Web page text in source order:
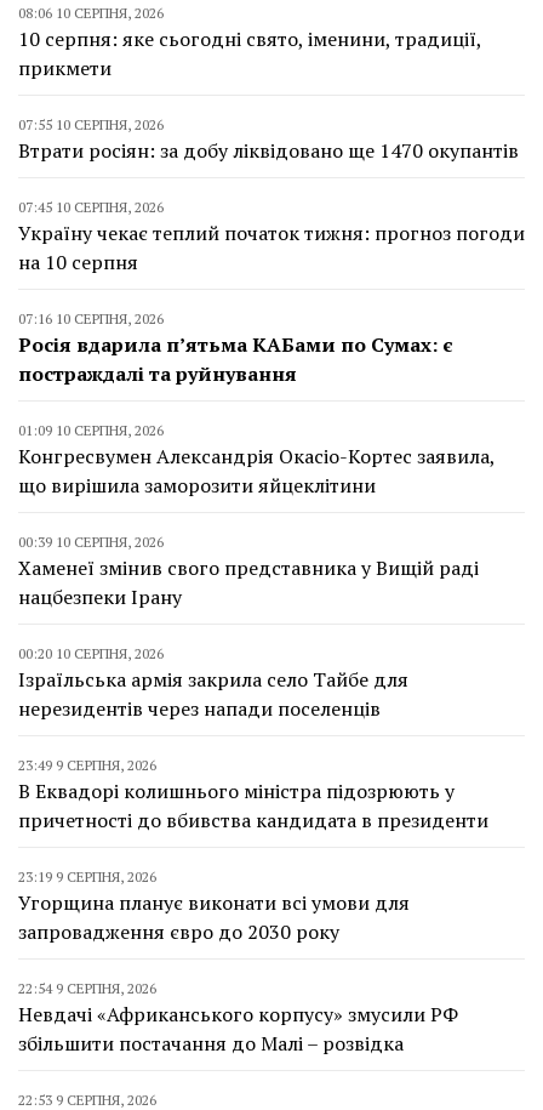
08:06 10 СЕРПНЯ, 2026
10 серпня: яке сьогодні свято, іменини, традиції,
прикмети
07:55 10 СЕРПНЯ, 2026
Втрати росіян: за добу ліквідовано ще 1470 окупантів
07:45 10 СЕРПНЯ, 2026
Україну чекає теплий початок тижня: прогноз погоди
на 10 серпня
07:16 10 СЕРПНЯ, 2026
Росія вдарила п’ятьма КАБами по Сумах: є
постраждалі та руйнування
01:09 10 СЕРПНЯ, 2026
Конгресвумен Александрія Окасіо-Кортес заявила,
що вирішила заморозити яйцеклітини
00:39 10 СЕРПНЯ, 2026
Хаменеї змінив свого представника у Вищій раді
нацбезпеки Ірану
00:20 10 СЕРПНЯ, 2026
Ізраїльська армія закрила село Тайбе для
нерезидентів через напади поселенців
23:49 9 СЕРПНЯ, 2026
В Еквадорі колишнього міністра підозрюють у
причетності до вбивства кандидата в президенти
23:19 9 СЕРПНЯ, 2026
Угорщина планує виконати всі умови для
запровадження євро до 2030 року
22:54 9 СЕРПНЯ, 2026
Невдачі «Африканського корпусу» змусили РФ
збільшити постачання до Малі – розвідка
22:53 9 СЕРПНЯ, 2026